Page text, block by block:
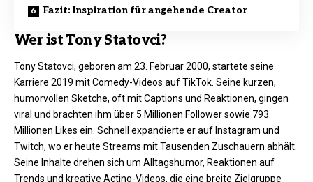
Fazit: Inspiration für angehende Creator
Wer ist Tony Statovci?
Tony Statovci, geboren am 23. Februar 2000, startete seine
Karriere 2019 mit Comedy-Videos auf TikTok. Seine kurzen,
humorvollen Sketche, oft mit Captions und Reaktionen, gingen
viral und brachten ihm über 5 Millionen Follower sowie 793
Millionen Likes ein. Schnell expandierte er auf Instagram und
Twitch, wo er heute Streams mit Tausenden Zuschauern abhält.​
Seine Inhalte drehen sich um Alltagshumor, Reaktionen auf
Trends und kreative Acting-Videos, die eine breite Zielgruppe